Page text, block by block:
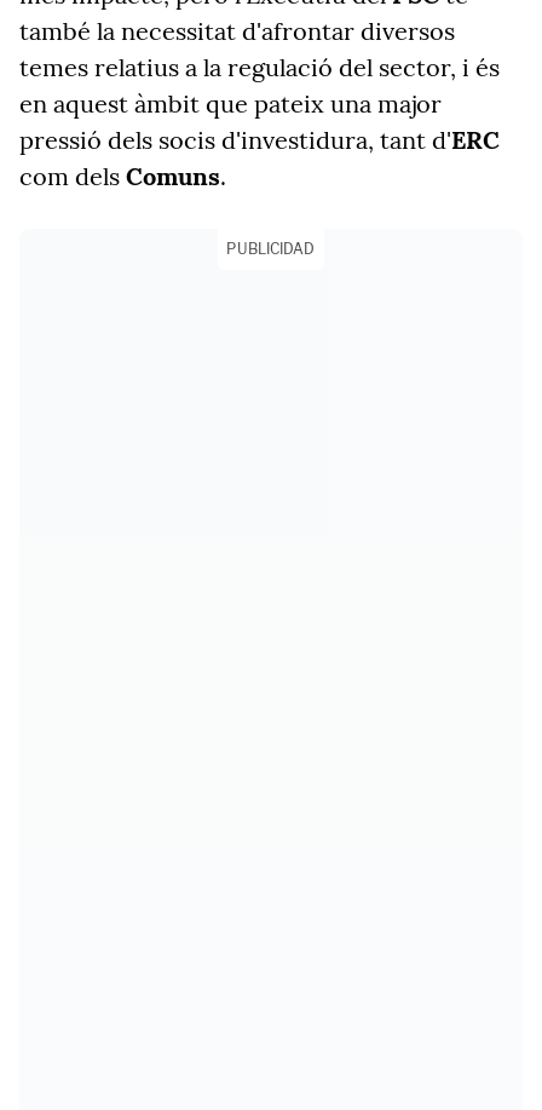
també la necessitat d'afrontar diversos
temes relatius a la regulació del sector, i és
en aquest àmbit que pateix una major
pressió dels socis d'investidura, tant d'ERC
com dels Comuns.
PUBLICIDAD